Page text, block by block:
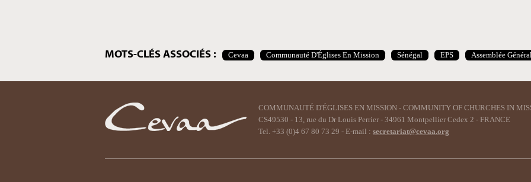
MOTS-CLÉS ASSOCIÉS : Cevaa Communauté D'Églises En Mission Sénégal EPS Assemblée
COMMUNAUTÉ D'ÉGLISES EN MISSION - COMMUNITY OF CHURCHES IN
CS49530 - 13, rue du Dr Louis Perrier - 34961 Montpellier Cedex 2 - FRANCE
Tel. +33 (0)4 67 80 73 29 - E-mail : secretariat@cevaa.org